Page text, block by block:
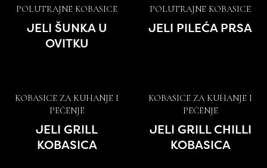
POLUTRAJNE KOBASICE
JELI ŠUNKA U
OVITKU
POLUTRAJNE KOBASICE
JELI PILEĆA PRSA
KOBASICE ZA KUHANJE I
PEČENJE
JELI GRILL
KOBASICA
KOBASICE ZA KUHANJE I
PEČENJE
JELI GRILL CHILLI
KOBASICA